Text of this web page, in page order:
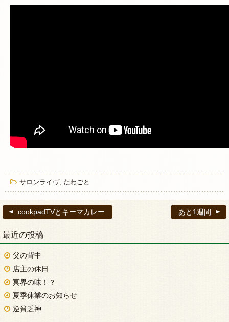
サロンライヴ, たわごと
cookpadTVとキーマカレー あと1週間
最近の投稿
父の背中
店主の休日
冥界の味！？
夏季休業のお知らせ
逆貧乏神